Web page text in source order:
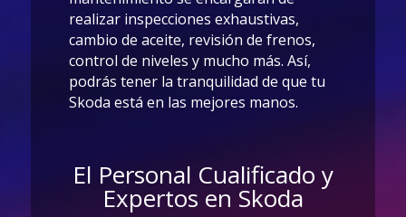
realizar inspecciones exhaustivas,
cambio de aceite, revisión de frenos,
control de niveles y mucho más. Así,
podrás tener la tranquilidad de que tu
Skoda está en las mejores manos.
El Personal Cualificado y
Expertos en Skoda